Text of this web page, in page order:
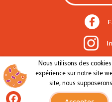
Mentions légales
Site par
Facebook
Nous utilisons des
expérience sur notre site
site, nous